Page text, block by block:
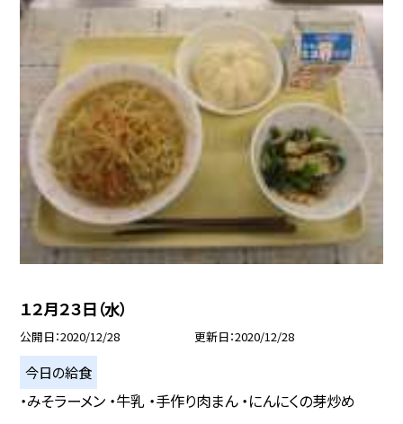
１２月２３日（水）
公開日 2020/12/28 更新日 2020/12/28
今日の給食
・みそラーメン ・牛乳 ・手作り肉まん ・にんにくの芽炒め